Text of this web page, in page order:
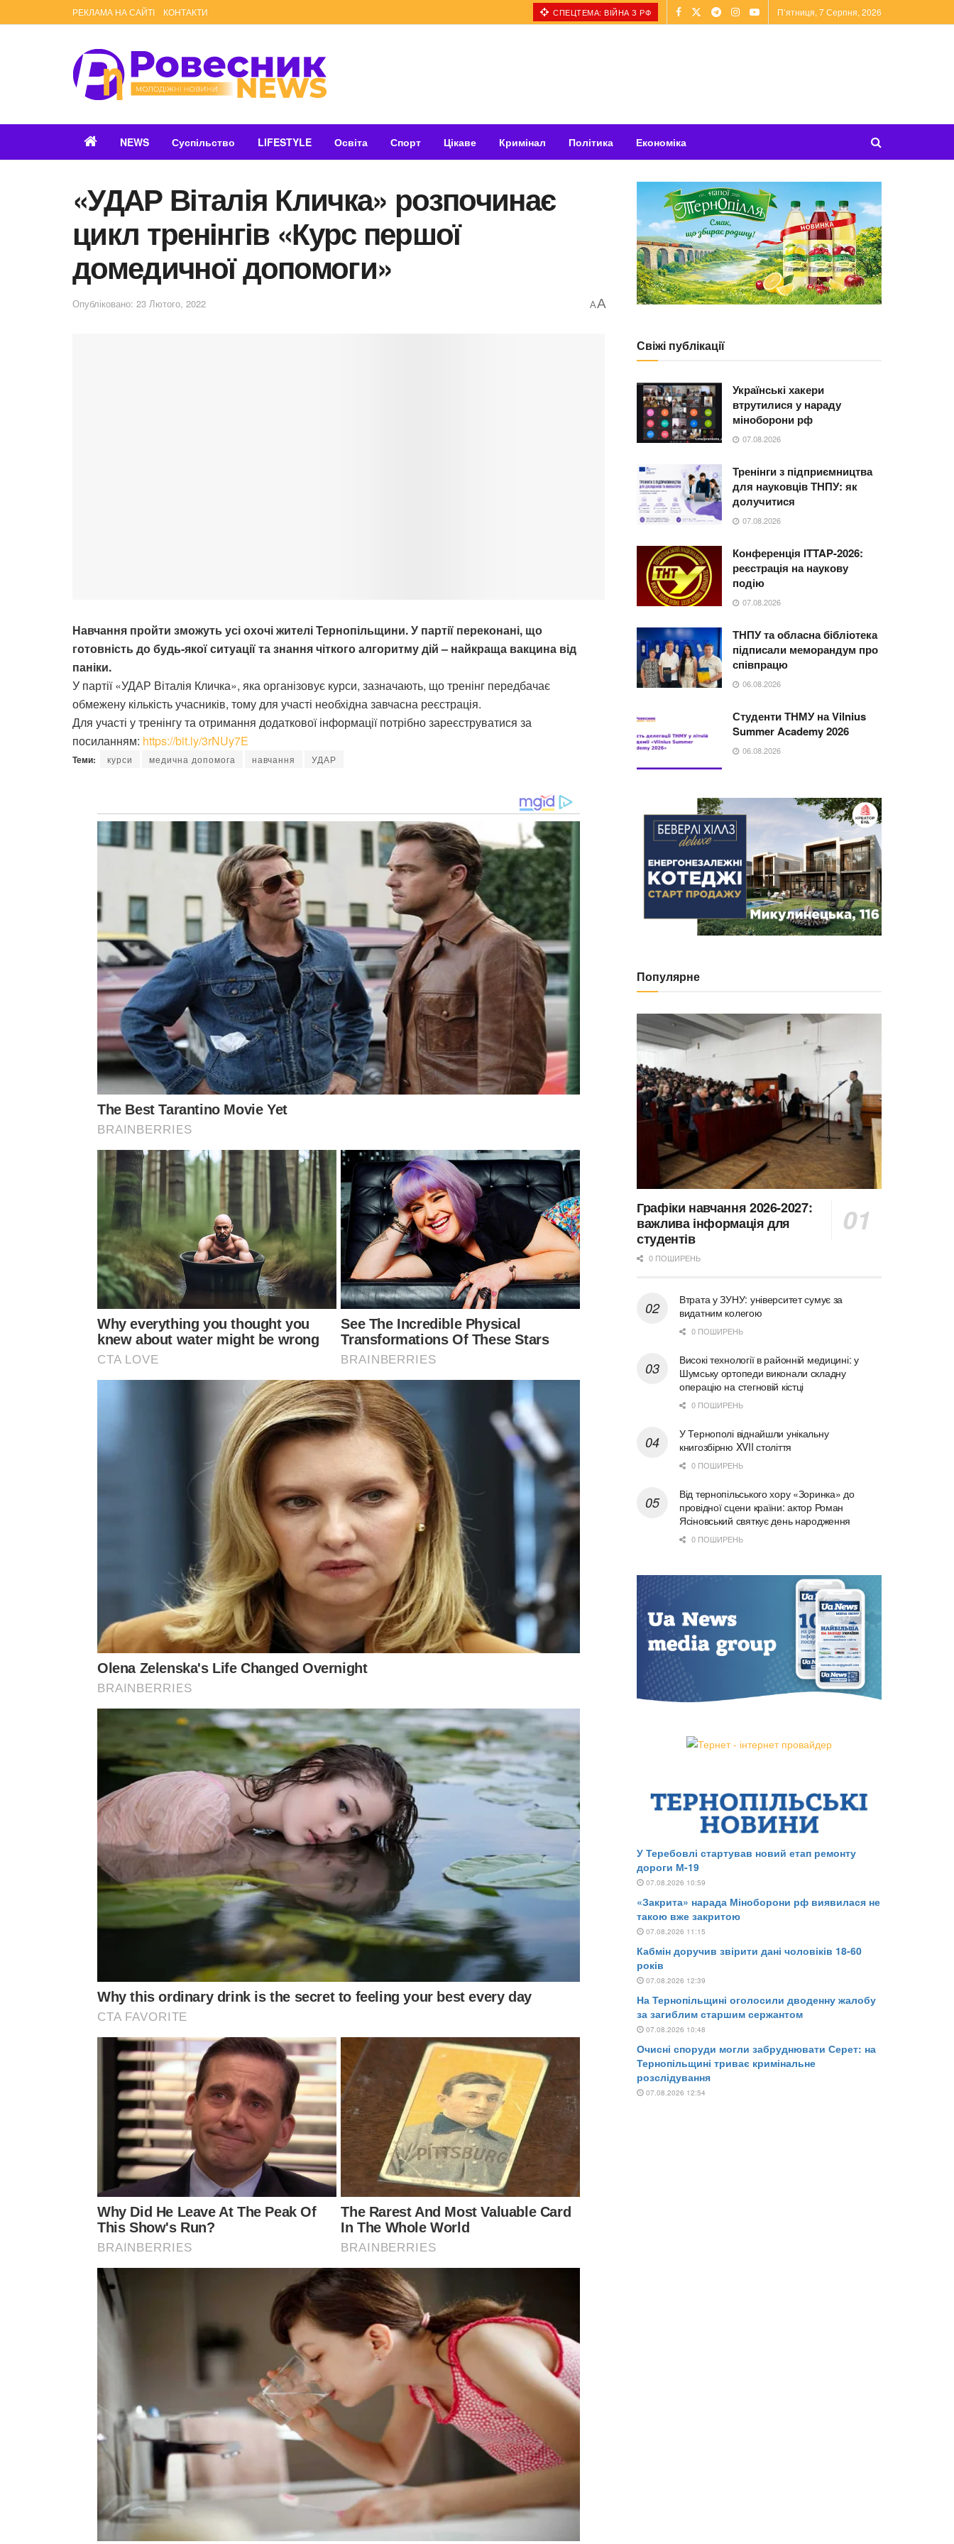
РЕКЛАМА НА САЙТІ КОНТАКТИ СПЕЦТЕМА: ВІЙНА З РФ П’ятниця, 7 Серпня, 2026
NEWS Суспільство LIFESTYLE Освіта Спорт Цікаве Кримінал Політика Економіка
«УДАР Віталія Кличка» розпочинає
цикл тренінгів «Курс першої
домедичної допомоги»
Опубліковано: 23 Лютого, 2022 AA
Навчання пройти зможуть усі охочі жителі Тернопільщини. У партії переконані, що
готовність до будь-якої ситуації та знання чіткого алгоритму дій – найкраща вакцина від
паніки.
У партії «УДАР Віталія Кличка», яка організовує курси, зазначають, що тренінг передбачає
обмежену кількість учасників, тому для участі необхідна завчасна реєстрація.
Для участі у тренінгу та отримання додаткової інформації потрібно зареєструватися за
посиланням: https://bit.ly/3rNUy7E
Теми: курси медична допомога навчання УДАР
Свіжі публікації
Українські хакери
втрутилися у нараду
міноборони рф
07.08.2026
Тренінги з підприємництва
для науковців ТНПУ: як
долучитися
07.08.2026
Конференція ITTAP-2026:
реєстрація на наукову
подію
07.08.2026
ТНПУ та обласна бібліотека
підписали меморандум про
співпрацю
06.08.2026
Студенти ТНМУ на Vilnius
Summer Academy 2026
06.08.2026
Популярне
Графіки навчання 2026-2027:
важлива інформація для
студентів
0 ПОШИРЕНЬ
Втрата у ЗУНУ: університет сумує за
видатним колегою
0 ПОШИРЕНЬ
Високі технології в районній медицині: у
Шумську ортопеди виконали складну
операцію на стегновій кістці
0 ПОШИРЕНЬ
У Тернополі віднайшли унікальну
книгозбірню XVII століття
0 ПОШИРЕНЬ
Від тернопільського хору «Зоринка» до
провідної сцени країни: актор Роман
Ясіновський святкує день народження
0 ПОШИРЕНЬ